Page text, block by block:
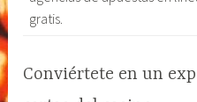
gratis.
Conviértete en un